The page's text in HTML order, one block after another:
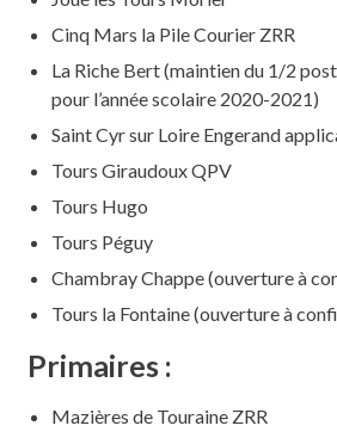
Cinq Mars la Pile Courier ZRR
La Riche Bert (maintien du 1/2
pour l’année scolaire 2020-2021)
Saint Cyr sur Loire Engerand
Tours Giraudoux QPV
Tours Hugo
Tours Péguy
Chambray Chappe (ouverture à
Tours la Fontaine (ouverture à
Primaires :
Mazières de Touraine ZRR